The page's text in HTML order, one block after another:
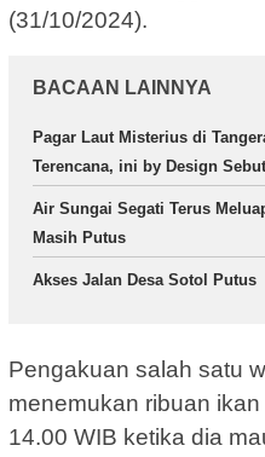
(31/10/2024).
BACAAN LAINNYA
Pagar Laut Misterius di
Terencana, ini by Design Sebut
Air Sungai Segati Terus
Masih Putus
Akses Jalan Desa Sotol Putus
Pengakuan salah satu
menemukan ribuan ikan
14.00 WIB ketika dia